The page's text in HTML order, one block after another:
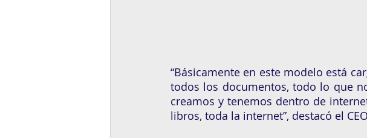
“Básicamente en este modelo está
todos los documentos, todo lo que
creamos y tenemos dentro de
libros, toda la internet”, destacó el